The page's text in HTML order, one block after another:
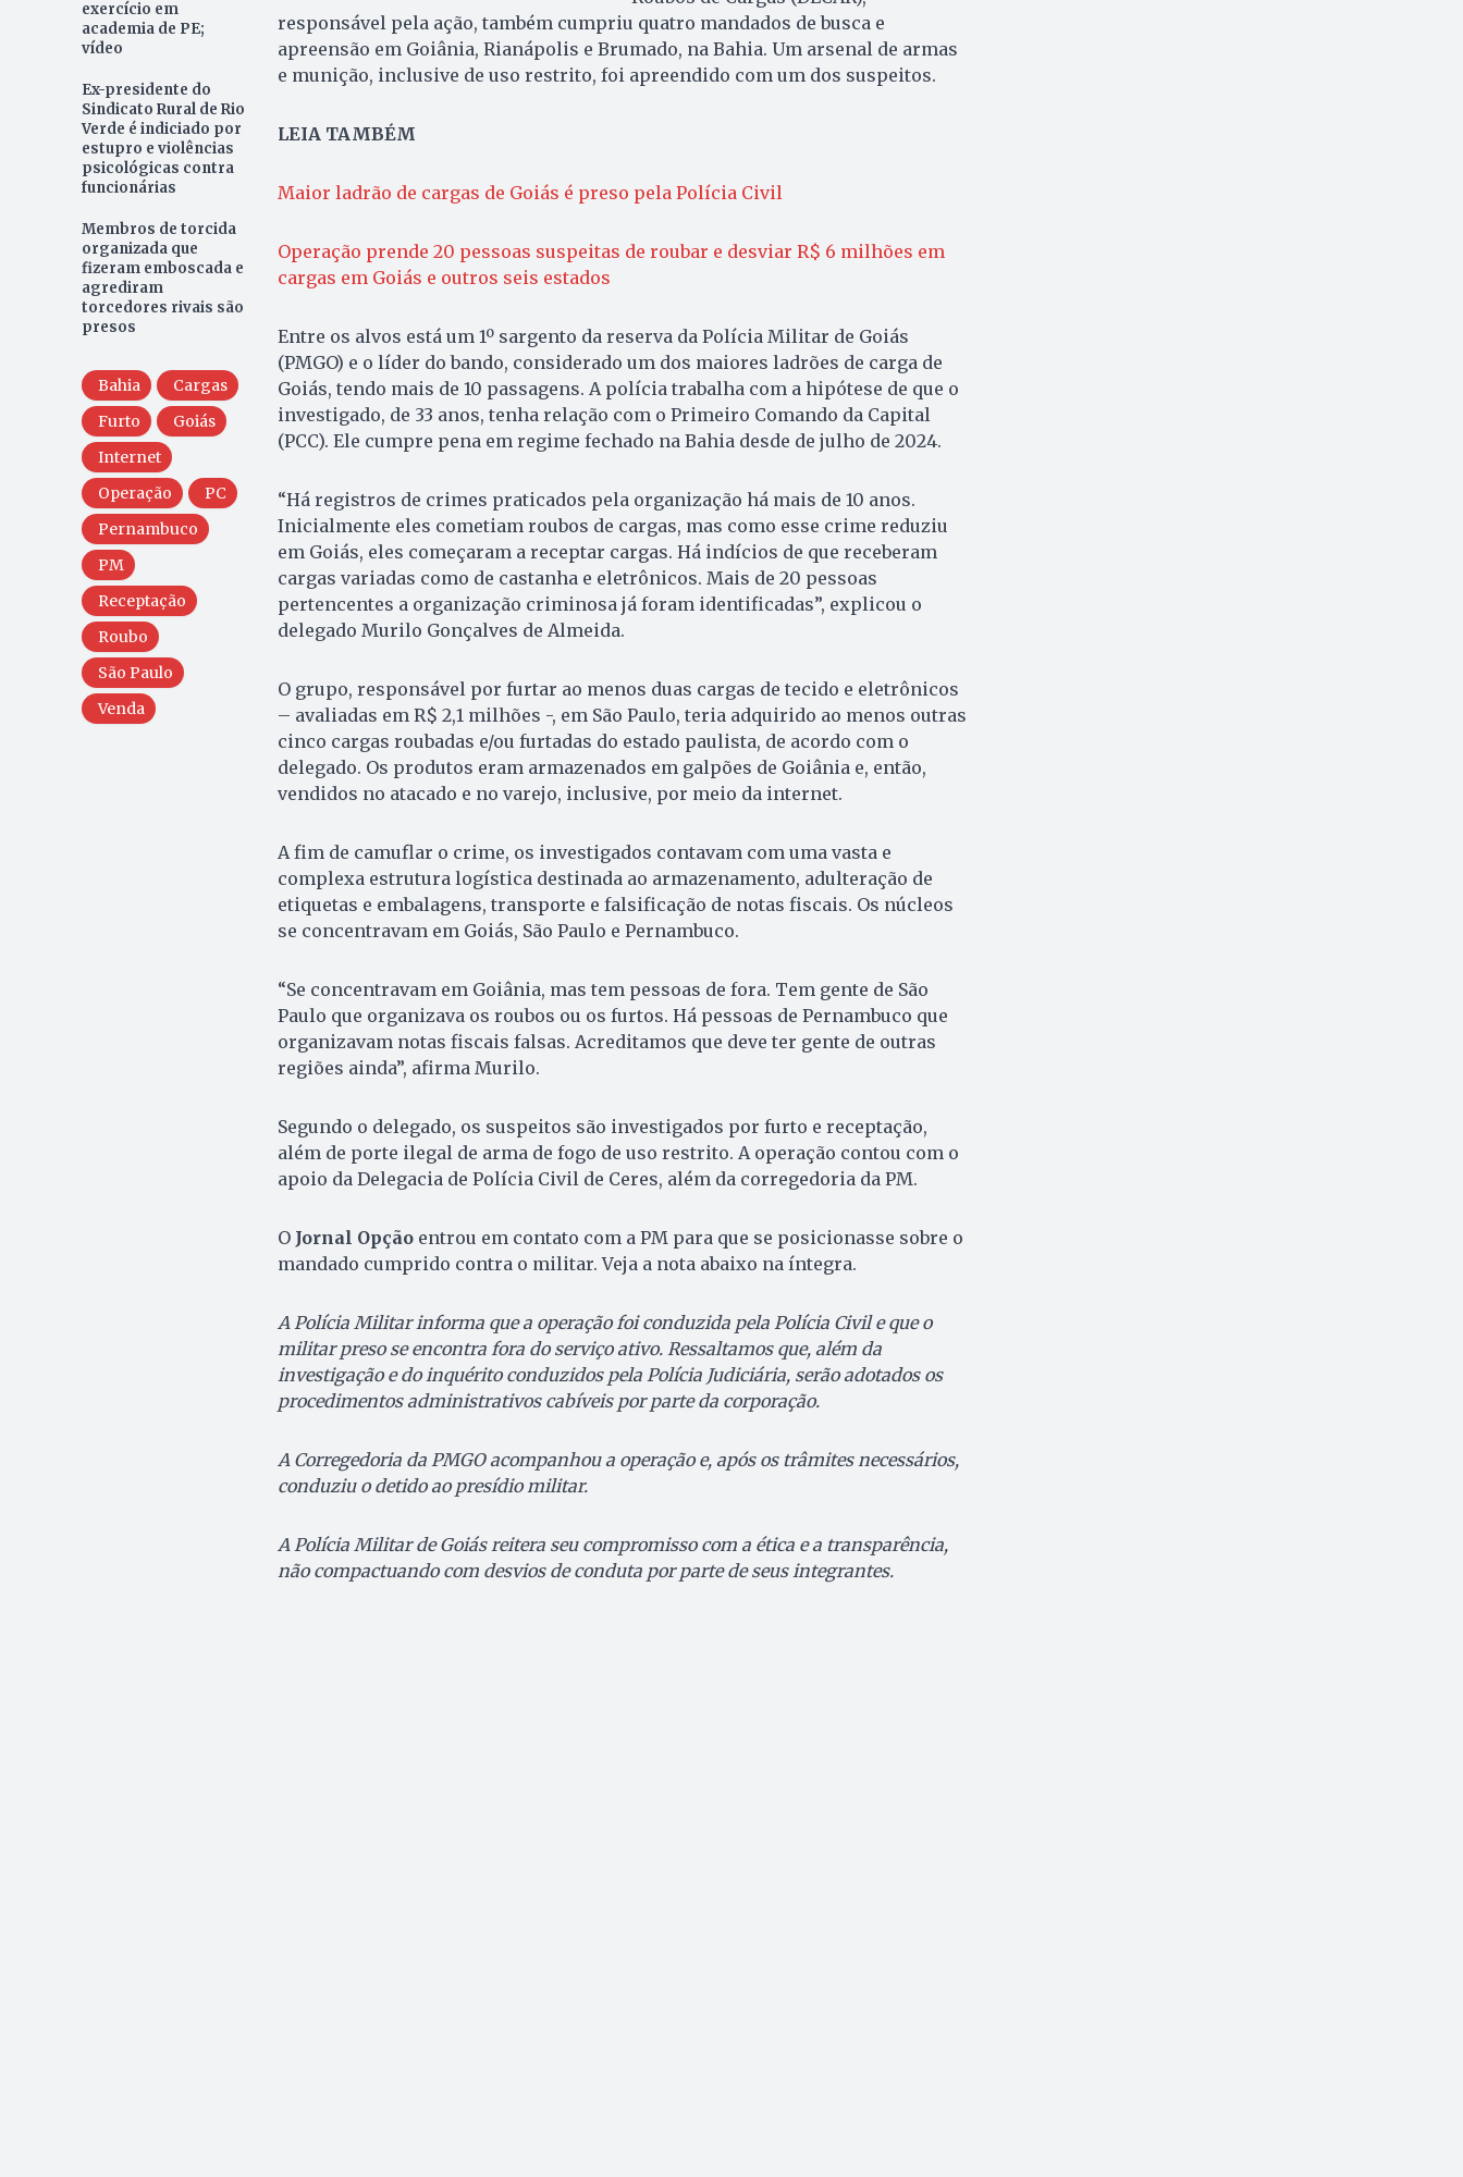
exercício em
academia de PE;
vídeo
Ex-presidente do
Sindicato Rural de Rio
Verde é indiciado por
estupro e violências
psicológicas contra
funcionárias
Membros de torcida
organizada que
fizeram emboscada e
agrediram
torcedores rivais são
presos
Bahia
Cargas
Furto
Goiás
Internet
Operação
PC
Pernambuco
PM
Receptação
Roubo
São Paulo
Venda
responsável pela ação, também cumpriu quatro mandados de busca e
apreensão em Goiânia, Rianápolis e Brumado, na Bahia. Um arsenal de armas
e munição, inclusive de uso restrito, foi apreendido com um dos suspeitos.
LEIA TAMBÉM
Maior ladrão de cargas de Goiás é preso pela Polícia Civil
Operação prende 20 pessoas suspeitas de roubar e desviar R$ 6 milhões em
cargas em Goiás e outros seis estados
Entre os alvos está um 1º sargento da reserva da Polícia Militar de Goiás
(PMGO) e o líder do bando, considerado um dos maiores ladrões de carga de
Goiás, tendo mais de 10 passagens. A polícia trabalha com a hipótese de que o
investigado, de 33 anos, tenha relação com o Primeiro Comando da Capital
(PCC). Ele cumpre pena em regime fechado na Bahia desde de julho de 2024.
“Há registros de crimes praticados pela organização há mais de 10 anos.
Inicialmente eles cometiam roubos de cargas, mas como esse crime reduziu
em Goiás, eles começaram a receptar cargas. Há indícios de que receberam
cargas variadas como de castanha e eletrônicos. Mais de 20 pessoas
pertencentes a organização criminosa já foram identificadas”, explicou o
delegado Murilo Gonçalves de Almeida.
O grupo, responsável por furtar ao menos duas cargas de tecido e eletrônicos
– avaliadas em R$ 2,1 milhões -, em São Paulo, teria adquirido ao menos outras
cinco cargas roubadas e/ou furtadas do estado paulista, de acordo com o
delegado. Os produtos eram armazenados em galpões de Goiânia e, então,
vendidos no atacado e no varejo, inclusive, por meio da internet.
A fim de camuflar o crime, os investigados contavam com uma vasta e
complexa estrutura logística destinada ao armazenamento, adulteração de
etiquetas e embalagens, transporte e falsificação de notas fiscais. Os núcleos
se concentravam em Goiás, São Paulo e Pernambuco.
“Se concentravam em Goiânia, mas tem pessoas de fora. Tem gente de São
Paulo que organizava os roubos ou os furtos. Há pessoas de Pernambuco que
organizavam notas fiscais falsas. Acreditamos que deve ter gente de outras
regiões ainda”, afirma Murilo.
Segundo o delegado, os suspeitos são investigados por furto e receptação,
além de porte ilegal de arma de fogo de uso restrito. A operação contou com o
apoio da Delegacia de Polícia Civil de Ceres, além da corregedoria da PM.
OJornal Opçãoentrou em contato com a PM para que se posicionasse sobre o
mandado cumprido contra o militar. Veja a nota abaixo na íntegra.
A Polícia Militar informa que a operação foi conduzida pela Polícia Civil e que o
militar preso se encontra fora do serviço ativo. Ressaltamos que, além da
investigação e do inquérito conduzidos pela Polícia Judiciária, serão adotados os
procedimentos administrativos cabíveis por parte da corporação.
A Corregedoria da PMGO acompanhou a operação e, após os trâmites necessários,
conduziu o detido ao presídio militar.
A Polícia Militar de Goiás reitera seu compromisso com a ética e a transparência,
não compactuando com desvios de conduta por parte de seus integrantes.